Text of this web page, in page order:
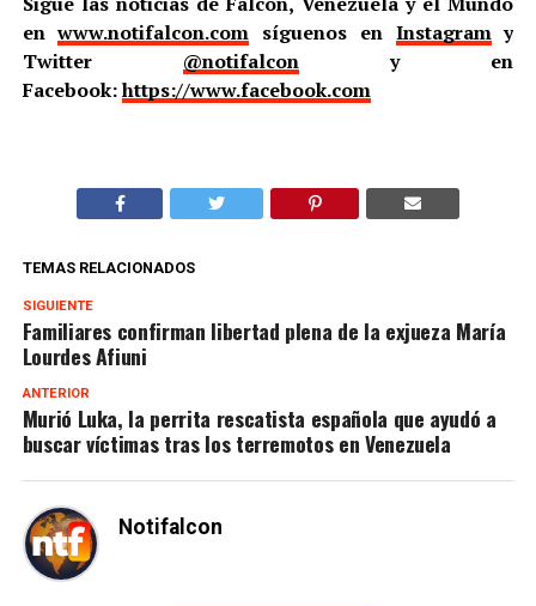
enwww.notifalcon.com síguenos en Instagramy
Twitter @notifalcony en
Facebook:https://www.facebook.com
TEMAS RELACIONADOS
SIGUIENTE
Familiares confirman libertad plena de la exjueza María
Lourdes Afiuni
ANTERIOR
Murió Luka, la perrita rescatista española que ayudó a
buscar víctimas tras los terremotos en Venezuela
Notifalcon